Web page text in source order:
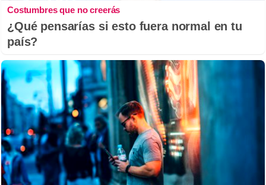
Costumbres que no creerás
¿Qué pensarías si esto fuera normal en tu
país?